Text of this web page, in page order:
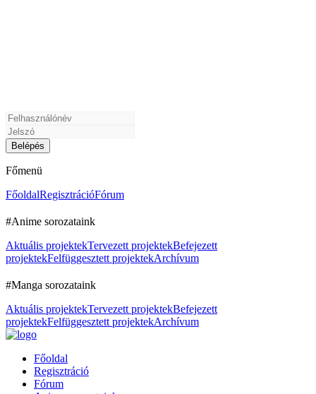
Főmenü
FőoldalRegisztrációFórum
#Anime sorozataink
Aktuális projektekTervezett projektekBefejezett
projektekFelfüggesztett projektekArchívum
#Manga sorozataink
Aktuális projektekTervezett projektekBefejezett
projektekFelfüggesztett projektekArchívum
Főoldal
Regisztráció
Fórum